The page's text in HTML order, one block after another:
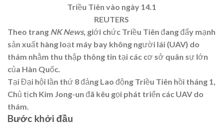
Triều Tiên vào ngày 14.1
REUTERS
Theo trang NK News, giới chức Triều Tiên đang đẩy mạnh
sản xuất hàng loạt máy bay không người lái (UAV) do
thám nhằm thu thập thông tin tại các cơ sở quân sự lớn
của Hàn Quốc.
Tại Đại hội lần thứ 8 đảng Lao động Triều Tiên hồi tháng 1,
Chủ tịch Kim Jong-un đã kêu gọi phát triển các UAV do
thám.
Bước khởi đầu